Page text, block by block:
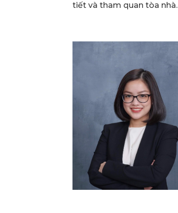
tiết và tham quan tòa nhà.